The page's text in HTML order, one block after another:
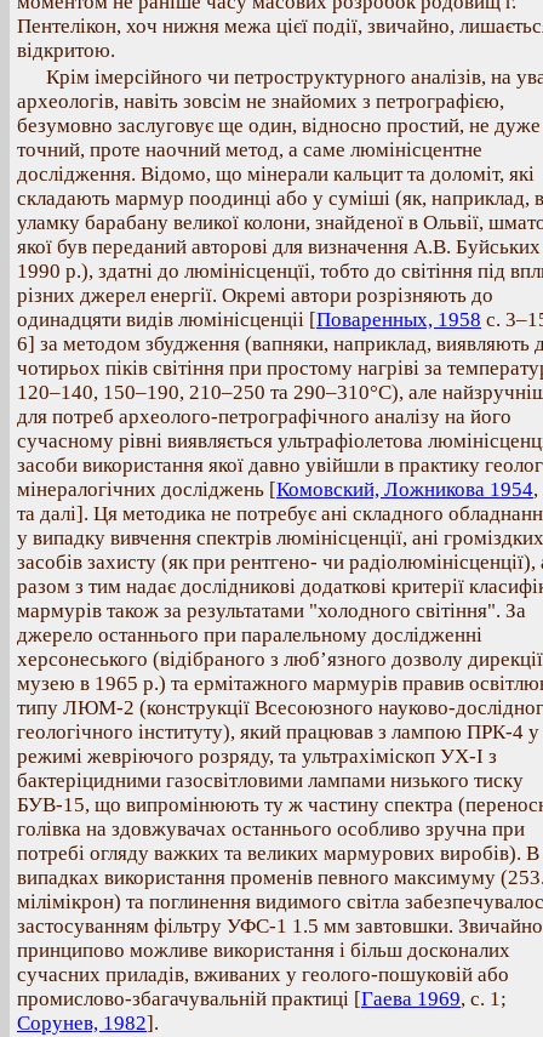
Пентелікон, хоч нижня межа цієї події, звичайно,
відкритою.
Крім імерсійного чи петроструктурного аналізів, на
археологів, навіть зовсім не знайомих з петрографією,
безумовно заслуговує ще один, відносно простий, не дуже
точний, проте наочний метод, а саме люмінісцентне
дослідження. Відомо, що мінерали кальцит та доломіт, які
складають мармур поодинці або у суміші (як, наприклад, в
уламку барабану великої колони, знайденої в Ольвії,
якої був переданий авторові для визначення А.В.
1990 р.), здатні до люмінісценцїі, тобто до світіння під
різних джерел енергії. Окремі автори розрізняють до
одинадцяти видів люмінісценціі [Поваренных, 1958 с.
6] за методом збудження (вапняки, наприклад, виявляють
чотирьох піків світіння при простому нагріві за
120–140, 150–190, 210–250 та 290–310°С), але
для потреб археолого-петрографічного аналізу на його
сучасному рівні виявляється ультрафіолетова
засоби використання якої давно увійшли в практику
мінералогічних досліджень [Комовский, Ложникова 1954,
та далі]. Ця методика не потребує ані складного
у випадку вивчення спектрів люмінісценції, ані громіздких
засобів захисту (як при рентгено- чи радіолюмінісценції),
разом з тим надає дослідникові додаткові критерії
мармурів також за результатами "холодного світіння". За
джерело останнього при паралельному дослідженні
херсонеського (відібраного з люб’язного дозволу дирекції
музею в 1965 р.) та ермітажного мармурів правив
типу ЛЮМ-2 (конструкції Всесоюзного науково-
геологічного інституту), який працював з лампою ПРК-4 у
режимі жевріючого розряду, та ультрахіміскоп УХ-І з
бактеріцидними газосвітловими лампами низького тиску
БУВ-15, що випромінюють ту ж частину спектра
голівка на здовжувачах останнього особливо зручна при
потребі огляду важких та великих мармурових виробів).
випадках використання променів певного максимуму
мілімікрон) та поглинення видимого світла
застосуванням фільтру УФС-1 1.5 мм завтовшки.
принципово можливе використання і більш досконалих
сучасних приладів, вживаних у геолого-пошуковій або
промислово-збагачувальній практиці [Гаева 1969, с. 1;
Сорунев, 1982].